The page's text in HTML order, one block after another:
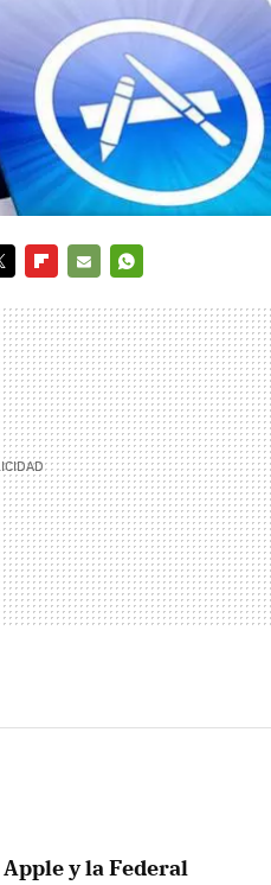
MAIL
Apple y la Federal